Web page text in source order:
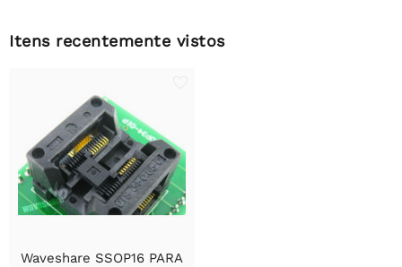
Itens recentemente vistos
Waveshare SSOP16 PARA